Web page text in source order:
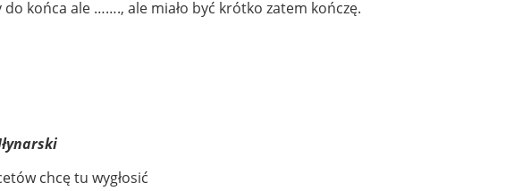
końca ale ……., ale miało być krótko zatem kończę.
chcę tu wygłosić